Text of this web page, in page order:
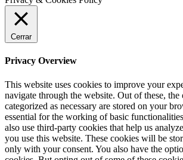
Cerrar
Privacy Overview
This website uses cookies to improve your
navigate through the website. Out of these, the
categorized as necessary are stored on your
essential for the working of basic
also use third-party cookies that help us
you use this website. These cookies will be
only with your consent. You also have the